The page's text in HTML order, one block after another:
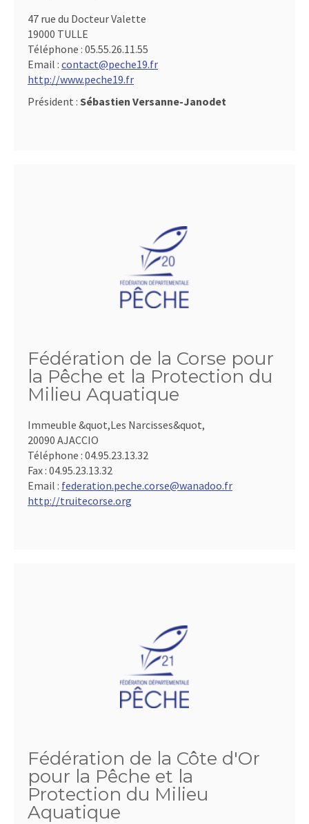
47 rue du Docteur Valette
19000 TULLE
Téléphone : 05.55.26.11.55
Email : contact@peche19.fr
http://www.peche19.fr
Président : Sébastien Versanne-Janodet
Fédération de la Corse pour
la Pêche et la Protection du
Milieu Aquatique
Immeuble &quot,Les Narcisses&quot,
20090 AJACCIO
Téléphone : 04.95.23.13.32
Fax : 04.95.23.13.32
Email : federation.peche.corse@wanadoo.fr
http://truitecorse.org
Fédération de la Côte d'Or
pour la Pêche et la
Protection du Milieu
Aquatique